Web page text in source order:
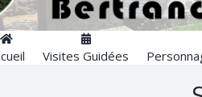
Visites Guidées